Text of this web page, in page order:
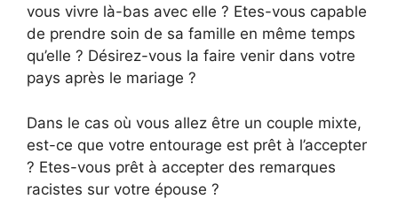
vous vivre là-bas avec elle ? Etes-vous capable
de prendre soin de sa famille en même temps
qu’elle ? Désirez-vous la faire venir dans votre
pays après le mariage ?
Dans le cas où vous allez être un couple mixte,
est-ce que votre entourage est prêt à l’accepter
? Etes-vous prêt à accepter des remarques
racistes sur votre épouse ?